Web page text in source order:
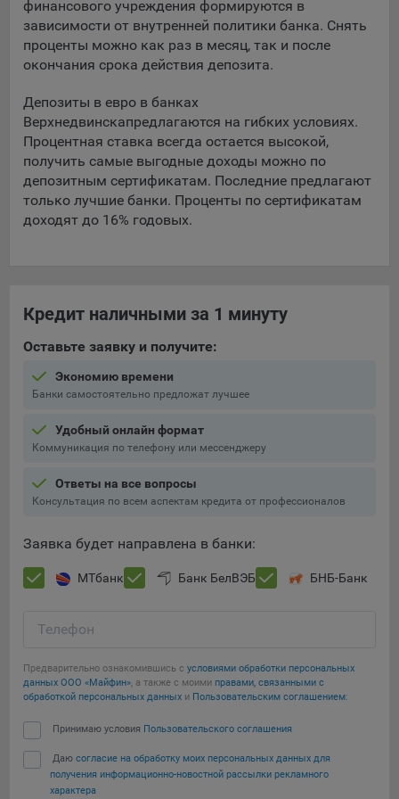
5.4. Создание и предоставление персонализированной
рекламы пользователю.
применяемые при регистрации либо входе в систему, или
для оставления отзыва либо комментария. Данные файлы
cookie используются в целях обеспечения корректной
работы сайтов и полноценного использования его
функционала пользователем, не могут быть отключены в
системах. Вместе с тем, пользователь может настроить
браузер, чтобы он блокировал такие файлы сookie или
уведомлял пользователя об их использовании — но в таком
используются для обеспечения работы некоторых
предпочтений пользователя, в том числе имени
пользователя или выбора языка, и для предотвращения
повторных прохождений опросов пользователями.
пользователей с сайтом.
контента. Данные файлы cookie собирают информацию о
выборе пользователя на сайте и его предпочтениях и
выбранном пользователем городе и других местных
настраивать сайт.
Яндекс.Метрика, Google Analytics. Данные файлы cookie
использовал сайты, и позволяют Обществу вносить в них
улучшения.
сайта Общества посещаются чаще всего, помогают
выявлять трудности, возникающие при использовании
сайта, а также позволяют оценить эффективность
рекламы. Благодаря этому у Общества есть возможность
Сохранить мои изменения
Сохранить по умолчанию
финансового учреждения формируются в
зависимости от внутренней политики банка. Снять
проценты можно как раз в месяц, так и после
окончания срока действия депозита.
Депозиты в евро в банках
Верхнедвинскапредлагаются на гибких условиях.
Процентная ставка всегда остается высокой,
получить самые выгодные доходы можно по
депозитным сертификатам. Последние предлагают
только лучшие банки. Проценты по сертификатам
доходят до 16% годовых.
Кредит наличными за 1 минуту
Оставьте заявку и получите:
Экономию времени
Банки самостоятельно предложат лучшее
Удобный онлайн формат
Коммуникация по телефону или мессенджеру
Ответы на все вопросы
Консультация по всем аспектам кредита от профессионалов
Заявка будет направлена в банки:
МТбанк Банк БелВЭБ БНБ-Банк
Телефон
Предварительно ознакомившись с условиями обработки персональных
данных ООО «Майфин», а также с моими правами, связанными с
обработкой персональных данных и Пользовательским соглашением:
Принимаю условия Пользовательского соглашения
Даю согласие на обработку моих персональных данных для
получения информационно-новостной рассылки рекламного
характера